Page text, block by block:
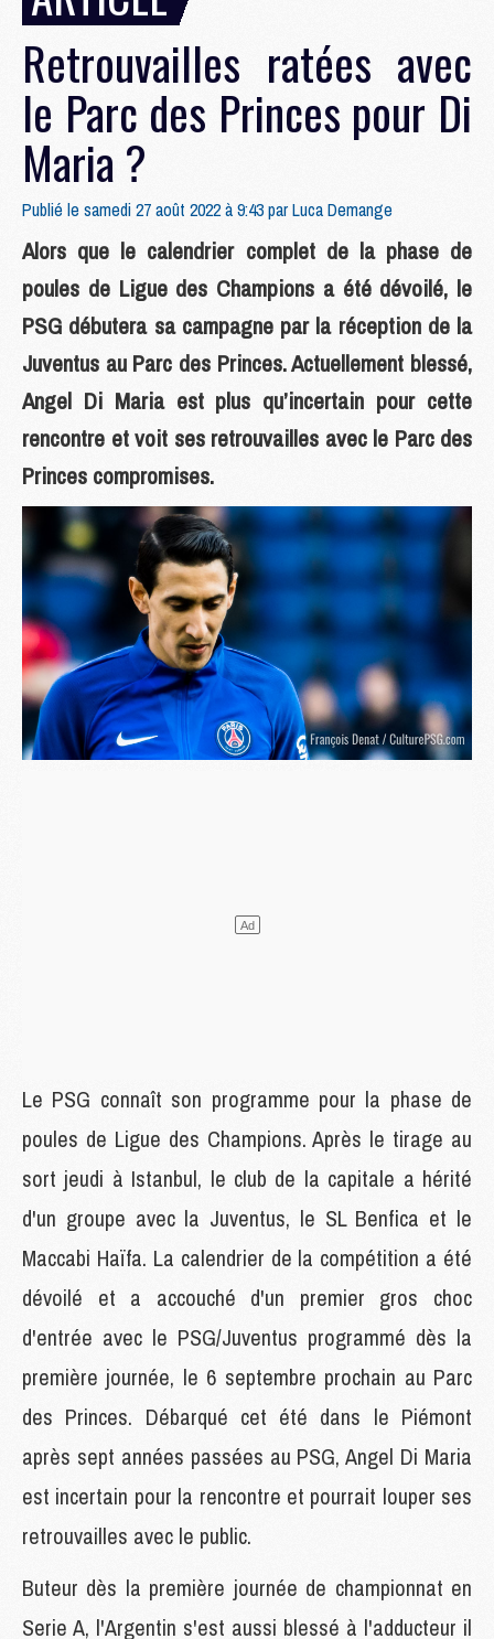
Retrouvailles ratées avec
le Parc des Princes pour Di
Maria ?
Publié le samedi 27 août 2022 à 9:43 parLuca Demange
Alors que le calendrier complet de la phase de
poules de Ligue des Champions a été dévoilé, le
PSG débutera sa campagne par la réception de la
Juventus au Parc des Princes. Actuellement blessé,
Angel Di Maria est plus qu’incertain pour cette
rencontre et voit ses retrouvailles avec le Parc des
Princes compromises.
Le PSG connaît son programme pour la phase de
poules de Ligue des Champions. Après le tirage au
sort jeudi à Istanbul, le club de la capitale a hérité
d'un groupe avec la Juventus, le SL Benfica et le
Maccabi Haïfa. La calendrier de la compétition a été
dévoilé et a accouché d'un premier gros choc
d'entrée avec le PSG/Juventus programmé dès la
première journée, le 6 septembre prochain au Parc
des Princes. Débarqué cet été dans le Piémont
après sept années passées au PSG, Angel Di Maria
est incertain pour la rencontre et pourrait louper ses
retrouvailles avec le public.
Buteur dès la première journée de championnat en
Serie A, l'Argentin s'est aussi blessé à l'adducteur il